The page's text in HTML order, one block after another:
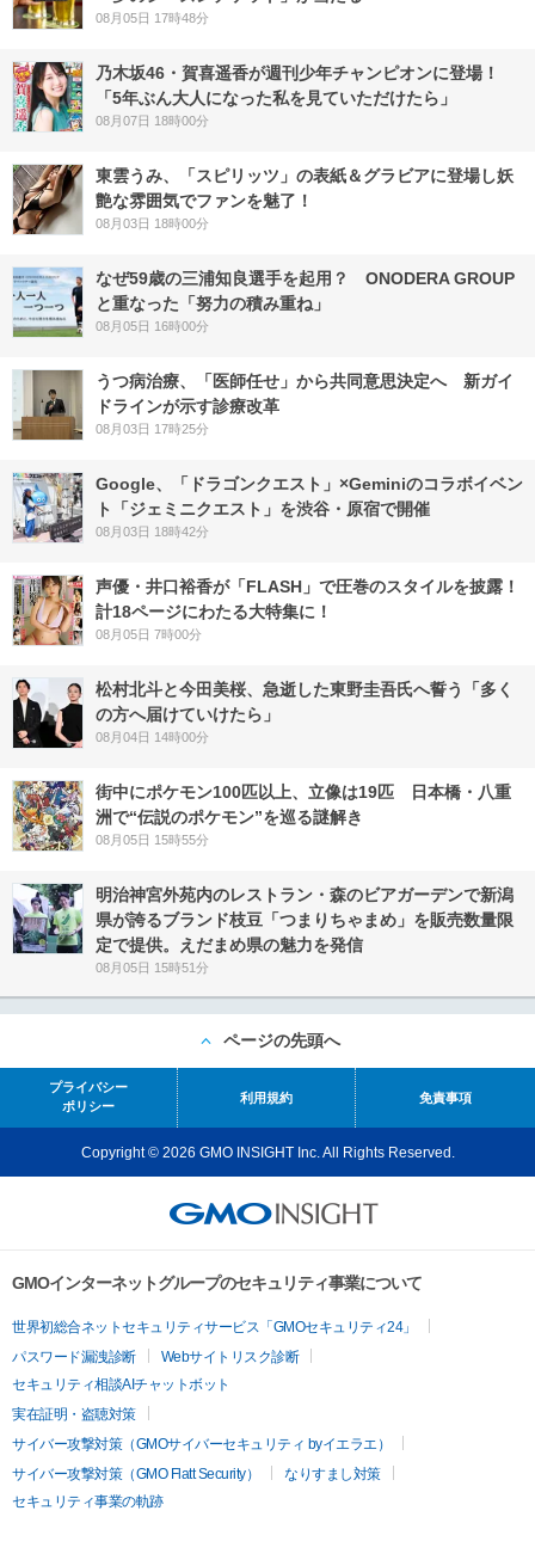
08月05日 17時48分
乃木坂46・賀喜遥香が週刊少年チャンピオンに登場！
「5年ぶん大人になった私を見ていただけたら」
08月07日 18時00分
東雲うみ、「スピリッツ」の表紙＆グラビアに登場し妖
艶な雰囲気でファンを魅了！
08月03日 18時00分
なぜ59歳の三浦知良選手を起用？ ONODERA GROUP
と重なった「努力の積み重ね」
08月05日 16時00分
うつ病治療、「医師任せ」から共同意思決定へ 新ガイ
ドラインが示す診療改革
08月03日 17時25分
Google、「ドラゴンクエスト」×Geminiのコラボイベン
ト「ジェミニクエスト」を渋谷・原宿で開催
08月03日 18時42分
声優・井口裕香が「FLASH」で圧巻のスタイルを披露！
計18ページにわたる大特集に！
08月05日 7時00分
松村北斗と今田美桜、急逝した東野圭吾氏へ誓う「多く
の方へ届けていけたら」
08月04日 14時00分
街中にポケモン100匹以上、立像は19匹 日本橋・八重
洲で“伝説のポケモン”を巡る謎解き
08月05日 15時55分
明治神宮外苑内のレストラン・森のビアガーデンで新潟
県が誇るブランド枝豆「つまりちゃまめ」を販売数量限
定で提供。えだまめ県の魅力を発信
08月05日 15時51分
ページの先頭へ
プライバシー
ポリシー
利用規約 免責事項
Copyright © 2026 GMO INSIGHT Inc. All Rights Reserved.
GMOインターネットグループのセキュリティ事業について
世界初総合ネットセキュリティサービス「GMOセキュリティ24」
パスワード漏洩診断
Webサイトリスク診断
セキュリティ相談AIチャットボット
実在証明・盗聴対策
サイバー攻撃対策（GMOサイバーセキュリティ byイエラエ）
サイバー攻撃対策（GMO Flatt Security）
なりすまし対策
セキュリティ事業の軌跡